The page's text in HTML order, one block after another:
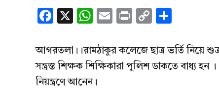
Facebook
X WhatsApp
EmailPrintCopy
আগরতলা।।রামঠাকুর কলেজে ছাত্র ভর্তি নিয়ে
সন্ত্রস্ত শিক্ষক শিক্ষিকারা পুলিশ ডাকতে বাধ্য হন ।
নিয়ন্ত্রণে আনেন।